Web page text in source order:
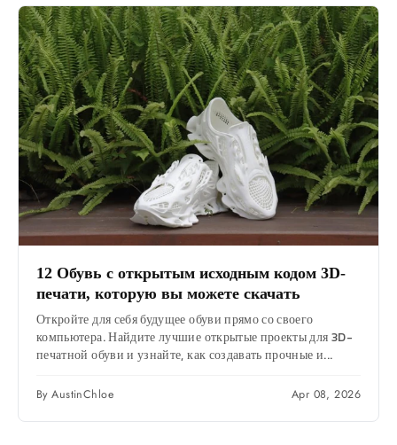
12 Обувь с открытым исходным кодом 3D-
печати, которую вы можете скачать
Откройте для себя будущее обуви прямо со своего
компьютера. Найдите лучшие открытые проекты для 3D-
печатной обуви и узнайте, как создавать прочные и...
By AustinChloe Apr 08, 2026